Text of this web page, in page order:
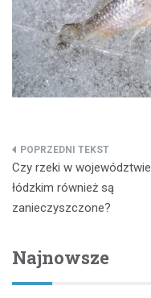
Nawigacja
wpisu
Czy rzeki w województwie
łódzkim również są
zanieczyszczone?
Najnowsze